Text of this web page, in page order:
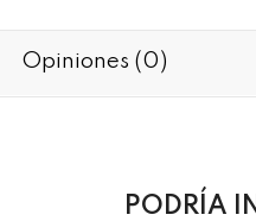
Opiniones (0)
PODRÍA